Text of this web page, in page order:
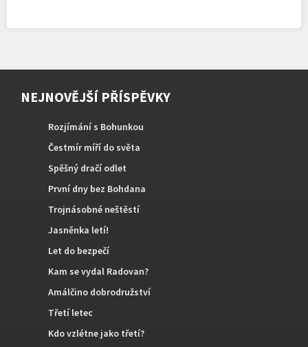
NEJNOVĚJŠÍ PŘÍSPĚVKY
Rozjímání s Bohunkou
Čestmír míří do světa
Spěšný dračí odlet
První dny bez Bohdana
Trojnásobné neštěstí
Jasněnka letí!
Let do bezpečí
Kam se vydal Radovan?
Amálčino dobrodružství
Třetí letec
Kdo vzlétne jako třetí?